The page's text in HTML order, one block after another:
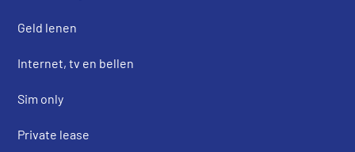
Geld lenen
Internet, tv en bellen
Sim only
Private lease